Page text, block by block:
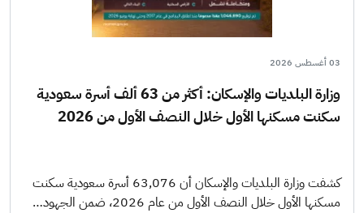
03 أغسطس 2026
وزارة البلديات والإسكان: أكثر من 63 ألف أسرة سعودية
سكنت مسكنها الأول خلال النصف الأول من 2026
كشفت وزارة البلديات والإسكان أن 63,076 أسرة سعودية سكنت
مسكنها الأول خلال النصف الأول من عام 2026، ضمن الجهود…